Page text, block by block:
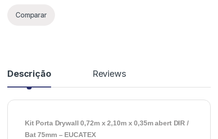
Comparar
Descrição Reviews
Kit Porta Drywall 0,72m x 2,10m x 0,35m abert DIR /
Bat 75mm – EUCATEX